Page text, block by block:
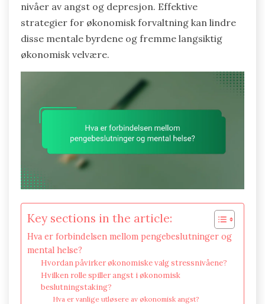
nivåer av angst og depresjon. Effektive
strategier for økonomisk forvaltning kan lindre
disse mentale byrdene og fremme langsiktig
økonomisk velvære.
Key sections in the article:
Hva er forbindelsen mellom pengebeslutninger og
mental helse?
Hvordan påvirker økonomiske valg stressnivåene?
Hvilken rolle spiller angst i økonomisk
beslutningstaking?
Hva er vanlige utløsere av økonomisk angst?